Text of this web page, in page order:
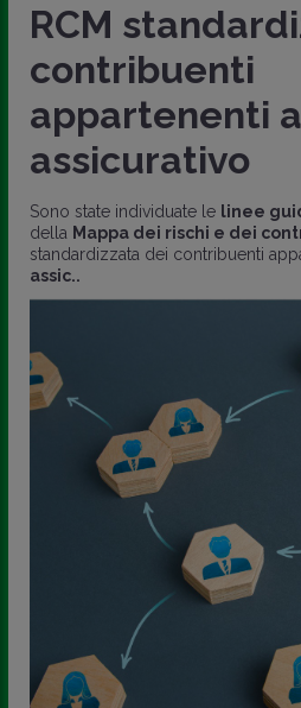
RCM
contribuenti
appartenenti
assicurativo
Sono state individuate le linee
della Mappa dei rischi e dei
standardizzata dei contribuenti
assic..